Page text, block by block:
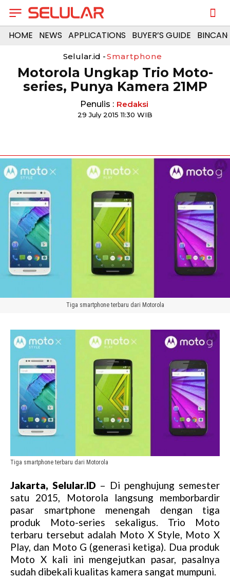
HOME NEWS APPLICATIONS BUYER’S GUIDE
Selular.id -Smartphone
Motorola Ungkap Trio Moto-
series, Punya Kamera 21MP
Penulis : Redaksi
29 July 2015 11:30 WIB
Tiga smartphone terbaru dari Motorola
Tiga smartphone terbaru dari Motorola
Jakarta, Selular.ID – Di penghujung semester
satu 2015, Motorola langsung memborbardir
pasar smartphone menengah dengan tiga
produk Moto-series sekaligus. Trio Moto
terbaru tersebut adalah Moto X Style, Moto X
Play, dan Moto G (generasi ketiga). Dua produk
Moto X kali ini mengejutkan pasar, pasalnya
sudah dibekali kualitas kamera sangat mumpuni.